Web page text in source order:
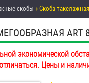
скобы Скоба
ART
экономической
Цены и